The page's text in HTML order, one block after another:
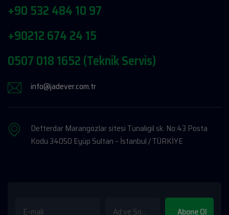
+90 532 484 10 97
+90212 674 24 15
0507 018 1652 (Teknik Servis)
info@jadever.com.tr
Defterdar Marangozlar sitesi Tunalıgil sk. No:43 Posta
Kodu 34050 Eyüp Sultan – İstanbul / TÜRKİYE